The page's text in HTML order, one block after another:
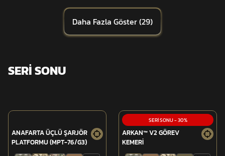
Daha Fazla Göster(29)
SERİ SONU
ANAFARTA ÜÇLÜ ŞARJÖR
PLATFORMU (MPT-76/G3)
SERİ SONU-30%
ARKAN™ V2 GÖREV
KEMERİ